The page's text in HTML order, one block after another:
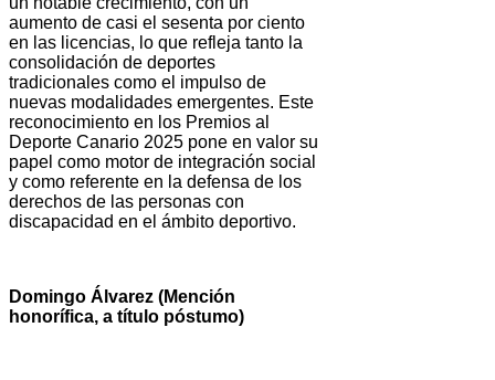
aumento de casi el sesenta por ciento
en las licencias, lo que refleja tanto la
consolidación de deportes
tradicionales como el impulso de
nuevas modalidades emergentes. Este
reconocimiento en los Premios al
Deporte Canario 2025 pone en valor su
papel como motor de integración social
y como referente en la defensa de los
derechos de las personas con
discapacidad en el ámbito deportivo.
Domingo Álvarez (Mención
honorífica, a título póstumo)